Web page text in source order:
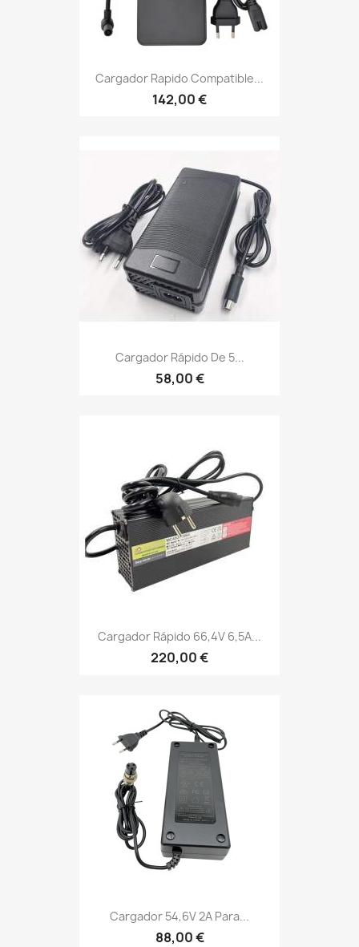
Cargador Rapido Compatible...
142,00 €
Cargador Rápido De 5...
58,00 €
Cargador Rápido 66,4V 6,5A...
220,00 €
Cargador 54,6V 2A Para...
88,00 €